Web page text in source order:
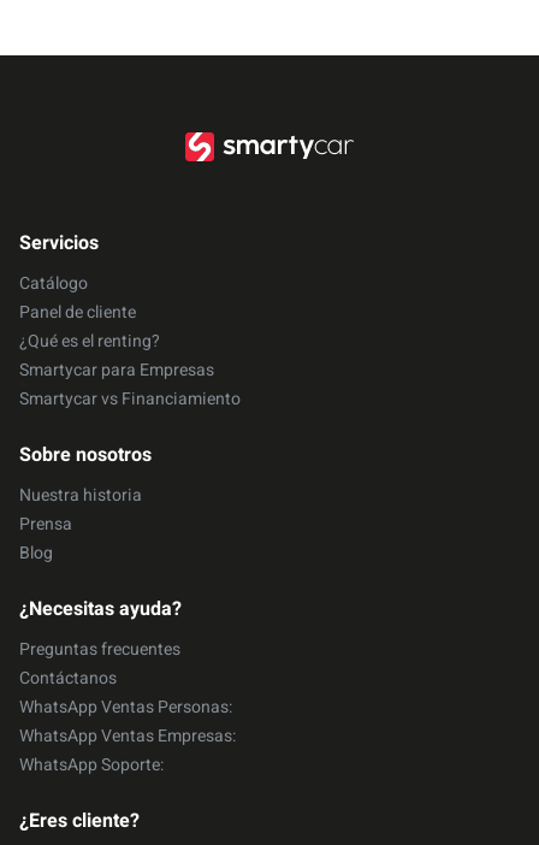
Servicios
Catálogo
Panel de cliente
¿Qué es el renting?
Smartycar para Empresas
Smartycar vs Financiamiento
Sobre nosotros
Nuestra historia
Prensa
Blog
¿Necesitas ayuda?
Preguntas frecuentes
Contáctanos
WhatsApp Ventas Personas:
WhatsApp Ventas Empresas:
WhatsApp Soporte:
¿Eres cliente?